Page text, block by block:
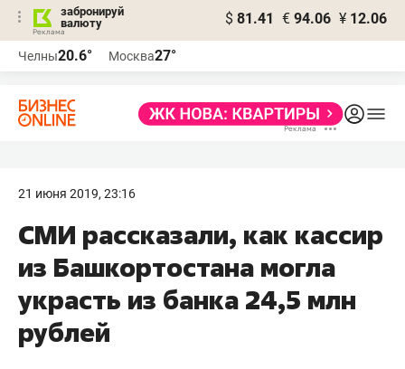
забронируй
валюту
$ 81.41 € 94.06 ¥ 12.06
Челны20.6° Москва27°
21 июня 2019, 23:16
​СМИ рассказали, как кассир
из Башкортостана могла
украсть из банка 24,5 млн
рублей